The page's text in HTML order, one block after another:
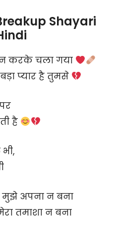
Shayari
करके चला गया
प्यार है तुमसे
है
अपना न बना
तमाशा न बना